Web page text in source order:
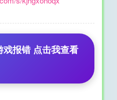
戏报错 点击我查看